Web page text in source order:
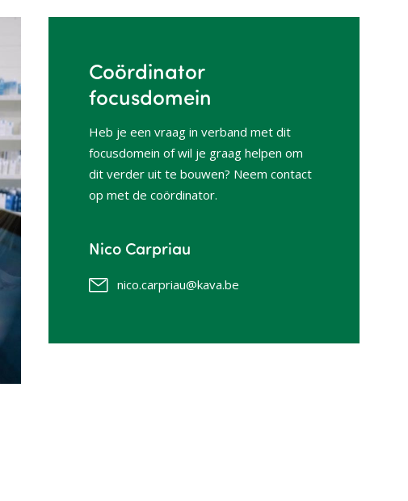
Coördinator
focusdomein
Heb je een vraag in verband met dit
focusdomein of wil je graag helpen om
dit verder uit te bouwen? Neem contact
op met de coördinator.
Nico Carpriau
nico.carpriau@kava.be